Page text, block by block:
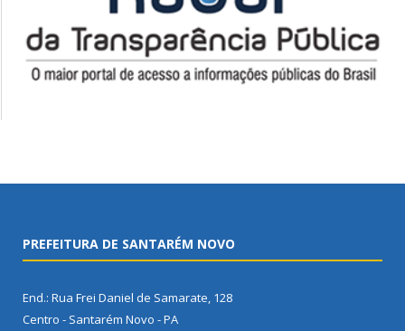
PREFEITURA DE SANTARÉM NOVO
End.: Rua Frei Daniel de Samarate, 128
Centro - Santarém Novo - PA